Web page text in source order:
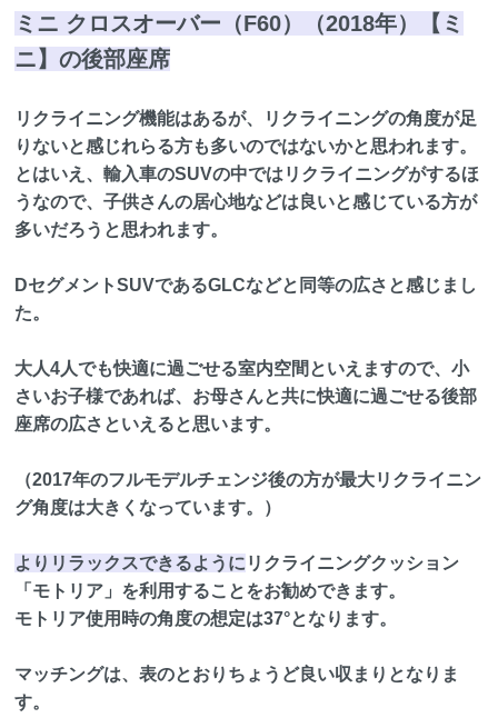
ミニ クロスオーバー（F60）（2018年）【ミ
ニ】の後部座席
リクライニング機能はあるが、リクライニングの角度が足
りないと感じれらる方も多いのではないかと思われます。
とはいえ、輸入車のSUVの中ではリクライニングがするほ
うなので、子供さんの居心地などは良いと感じている方が
多いだろうと思われます。
DセグメントSUVであるGLCなどと同等の広さと感じまし
た。
大人4人でも快適に過ごせる室内空間といえますので、小
さいお子様であれば、お母さんと共に快適に過ごせる後部
座席の広さといえると思います。
（2017年のフルモデルチェンジ後の方が最大リクライニン
グ角度は大きくなっています。）
よりリラックスできるように リクライニングクッション
「モトリア」を利用することをお勧めできます。
モトリア使用時の角度の想定は37°となります。
マッチングは、表のとおりちょうど良い収まりとなりま
す。